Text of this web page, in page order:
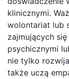
klinicznymi.
wolontariat lub
zajmujących
psychicznymi
nie tylko
także uczą